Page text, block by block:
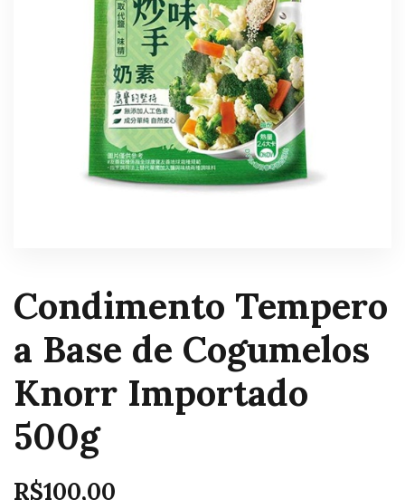
Condimento Tempero
a Base de Cogumelos
Knorr Importado
500g
R$100,00